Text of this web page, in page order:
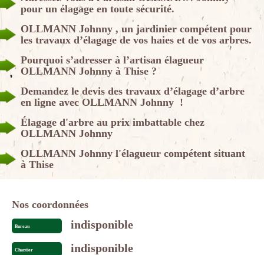
pour un élagage en toute sécurité.
OLLMANN Johnny , un jardinier compétent pour
les travaux d’élagage de vos haies et de vos arbres.
Pourquoi s’adresser à l’artisan élagueur
OLLMANN Johnny à Thise ?
Demandez le devis des travaux d’élagage d’arbre
en ligne avec OLLMANN Johnny !
Élagage d'arbre au prix imbattable chez
OLLMANN Johnny
OLLMANN Johnny l'élagueur compétent situant
à Thise
Nos coordonnées
Bureau indisponible
Chantier indisponible